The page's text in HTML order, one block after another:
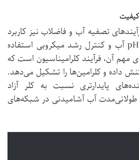
در فرآیندهای تصفیه آب و فاضلاب نیز کاربرد
دارد. از آن برای تنظیم pH آب و کنترل رشد میکروبی استفاده
مهم آن، فرآیند کلرامیناسیون است که
داده و کلرامین‌ها را تشکیل می‌دهد.
پایدارتری نسبت به کلر آزاد
طولانی‌مدت آب آشامیدنی در شبکه‌های